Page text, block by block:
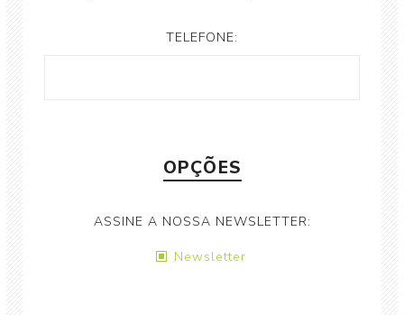
TELEFONE:
OPÇÕES
ASSINE A NOSSA NEWSLETTER:
Newsletter